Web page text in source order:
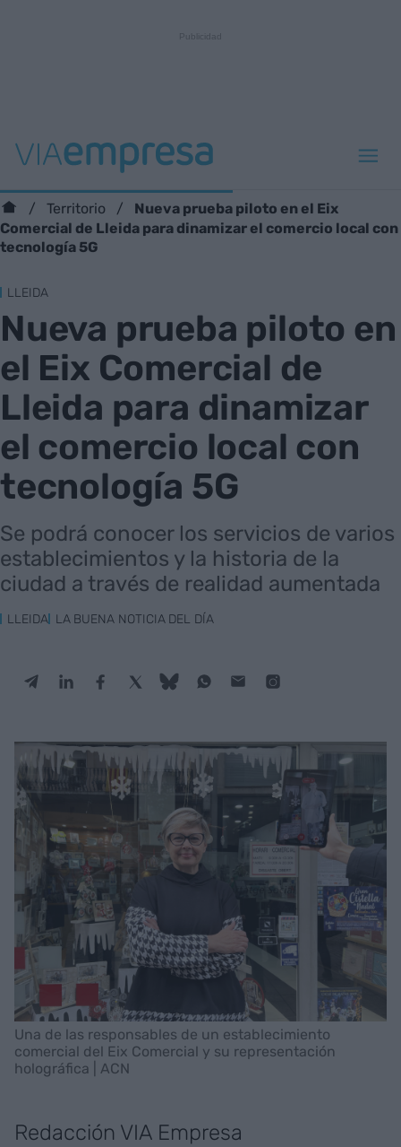
Territorio
Nueva prueba piloto en el Eix
Comercial de Lleida para dinamizar el comercio local con
tecnología 5G
LLEIDA
Nueva prueba piloto en
el Eix Comercial de
Lleida para dinamizar
el comercio local con
tecnología 5G
Se podrá conocer los servicios de varios
establecimientos y la historia de la
ciudad a través de realidad aumentada
LLEIDA LA BUENA NOTICIA DEL DÍA
Una de las responsables de un establecimiento
comercial del Eix Comercial y su representación
holográfica | ACN
Redacción VIA Empresa